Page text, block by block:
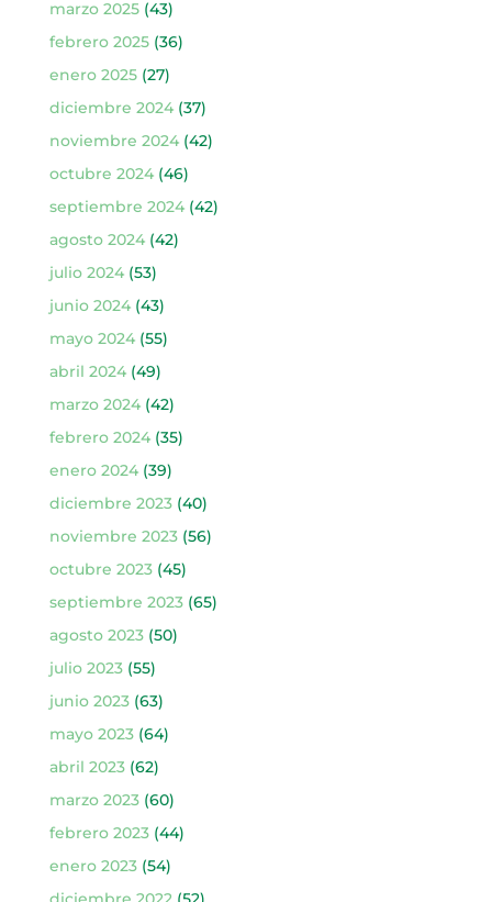
marzo 2025(43)
febrero 2025(36)
enero 2025(27)
diciembre 2024(37)
noviembre 2024(42)
octubre 2024(46)
septiembre 2024(42)
agosto 2024(42)
julio 2024(53)
junio 2024(43)
mayo 2024(55)
abril 2024(49)
marzo 2024(42)
febrero 2024(35)
enero 2024(39)
diciembre 2023(40)
noviembre 2023(56)
octubre 2023(45)
septiembre 2023(65)
agosto 2023(50)
julio 2023(55)
junio 2023(63)
mayo 2023(64)
abril 2023(62)
marzo 2023(60)
febrero 2023(44)
enero 2023(54)